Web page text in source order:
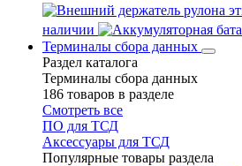
наличии
Терминалы сбора данных
Раздел каталога
Терминалы сбора данных
186 товаров в разделе
Смотреть все
ПО для ТСД
Аксессуары для ТСД
Популярные товары раздела